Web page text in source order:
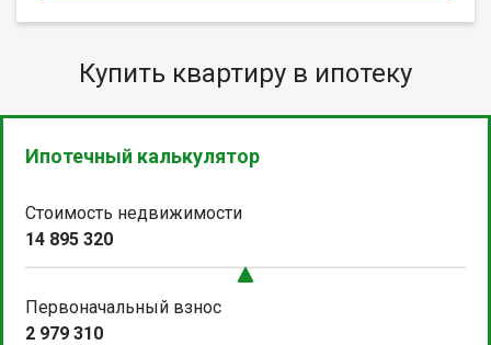
Купить квартиру в ипотеку
Ипотечный калькулятор
Стоимость недвижимости
14 895 320
Первоначальный взнос
2 979 310